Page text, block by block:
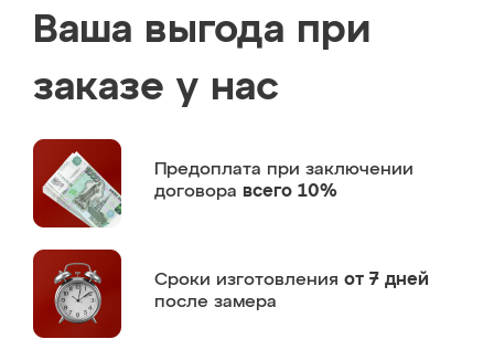
Ваша выгода при
заказе у нас
Предоплата при заключении
договора всего 10%
Сроки изготовления от 7 дней
после замера